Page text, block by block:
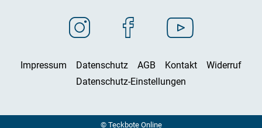
Impressum Datenschutz AGB Kontakt
Widerruf
Datenschutz-Einstellungen
© Teckbote Online